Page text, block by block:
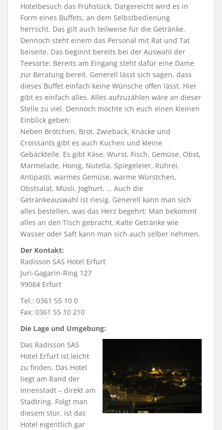
Hotelbesuch das Frühstück. Dargereicht wird es in
Form eines Buffets, an dem Selbstbedienung
herrscht. Das gilt auch teilweise für die Getränke.
Dennoch steht einem das Personal mit Rat und Tat
beiseite. Das beginnt bereits bei der Auswahl der
Teesorte: Bereits am Eingang steht dafür eine Dame
zur Beratung bereit. Generell lässt sich sagen, dass
dieses Buffet einfach keine Wünsche offen lässt. Hier
gibt es einfach alles. Alles aufzuzählen wäre an dieser
Stelle zu viel. Dennoch möchte ich euch einen kleinen
Einblick geben:
Neben Brötchen, Brot, Zwieback, Knäcke und
Croissants gibt es auch Kuchen und kleine
Gebäckteile. Es gibt Käse, Wurst, Fisch, Gemüse, Obst,
Marmelade, Honig, Nutella, Spiegeleier, Rührei,
Antipasti, warmes Gemüse, warme Würstchen,
Obstsalat, Müsli, Joghurt, … Auch die
Getränkeauswahl ist riesig. Generell kann man sich
alles bestellen, was das Herz begehrt: Man bekommt
alles an den Tisch gebracht. Kalte Getränke wie
Wasser oder Saft kann man sich auch selber nehmen.
Der Kontakt:
Radisson SAS Hotel Erfurt
Juri-Gagarin-Ring 127
99084 Erfurt
Tel.: 0361 55 10 0
Fax: 0361 55 10 210
Die Lage und Umgebung:
Das Radisson SAS
Hotel Erfurt ist leicht
zu finden. Das Hotel
liegt am Rand der
Innenstadt – direkt am
Stadtring. Folgt man
diesem stur, ist das
Hotel eigentlich gar